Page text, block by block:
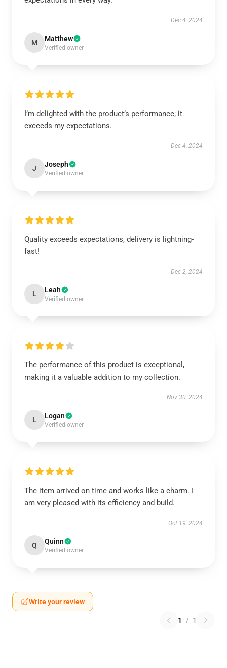
Dec 4, 2024
M Matthew
Verified owner
I’m delighted with the product’s performance; it
exceeds my expectations.
Dec 4, 2024
J Joseph
Verified owner
Quality exceeds expectations, delivery is lightning-
fast!
Dec 2, 2024
L Leah
Verified owner
The performance of this product is exceptional,
making it a valuable addition to my collection.
Nov 30, 2024
L Logan
Verified owner
The item arrived on time and works like a charm. I
am very pleased with its efficiency and build.
Oct 19, 2024
Q Quinn
Verified owner
Write your review
1 / 1